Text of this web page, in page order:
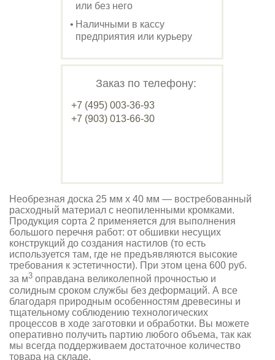
или без него
Наличными в кассу
предприятия или курьеру
Заказ по телефону:
+7 (495) 003-36-93
+7 (903) 013-66-30
Необрезная доска 25 мм х 40 мм — востребованный
расходный материал с неопиленными кромками.
Продукция сорта 2 применяется для выполнения
большого перечня работ: от обшивки несущих
конструкций до создания настилов (то есть
используется там, где не предъявляются высокие
требования к эстетичности). При этом цена 600 руб.
за м3 оправдана великолепной прочностью и
солидным сроком службы без деформаций. А все
благодаря природным особенностям древесины и
тщательному соблюдению технологических
процессов в ходе заготовки и обработки. Вы можете
оперативно получить партию любого объема, так как
мы всегда поддерживаем достаточное количество
товара на складе.